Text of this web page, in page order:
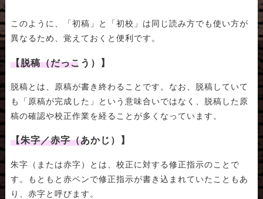
このように、「初稿」と「初校」は同じ読み方でも使い方が
異なるため、覚えておくと便利です。
【脱稿（だっこう）】
脱稿とは、原稿が書き終わることです。なお、脱稿していて
も「原稿が完成した」という意味合いではなく、脱稿した原
稿の確認や校正作業を経ることが多くなっています。
【朱字／赤字（あかじ）】
朱字（または赤字）とは、校正に対する修正指示のことで
す。もともと赤ペンで修正指示が書き込まれていたこともあ
り、赤字と呼びます。